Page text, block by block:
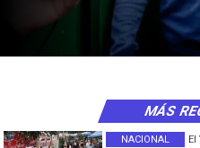
El
NACIONAL
MÁS